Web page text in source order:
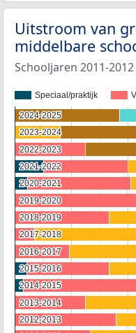
Uitstroom van
middelbare
Schooljaren 2011-
Speciaal/praktijk
2024-2025
2024-2025
2023-2024
2023-2024
2022-2023
2022-2023
2021-2022
2021-2022
2020-2021
2020-2021
2019-2020
2019-2020
2018-2019
2018-2019
2017-2018
2017-2018
2016-2017
2016-2017
2015-2016
2015-2016
2014-2015
2014-2015
2013-2014
2013-2014
2012-2013
2012-2013